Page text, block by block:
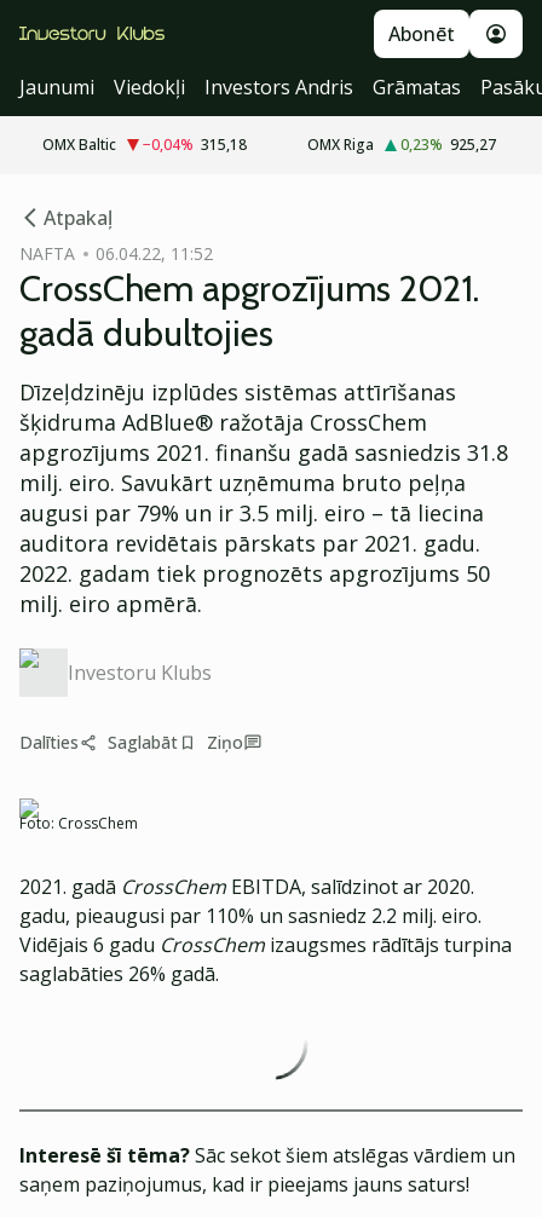
Abonēt
Jaunumi
Viedokļi Investors Andris Grāmatas
OMX Baltic −0,04% 315,18 OMX Riga 0,23% 925,27
Atpakaļ
NAFTA 06.04.22, 11:52
CrossChem apgrozījums 2021.
gadā dubultojies
Dīzeļdzinēju izplūdes sistēmas attīrīšanas
šķidruma AdBlue® ražotāja CrossChem
apgrozījums 2021. finanšu gadā sasniedzis 31.8
milj. eiro. Savukārt uzņēmuma bruto peļņa
augusi par 79% un ir 3.5 milj. eiro – tā liecina
auditora revidētais pārskats par 2021. gadu.
2022. gadam tiek prognozēts apgrozījums 50
milj. eiro apmērā.
Investoru Klubs
Dalīties Saglabāt Ziņo
Foto: CrossChem
2021. gadā CrossChem EBITDA, salīdzinot ar 2020.
gadu, pieaugusi par 110% un sasniedz 2.2 milj. eiro.
Vidējais 6 gadu CrossChem izaugsmes rādītājs turpina
saglabāties 26% gadā.
Interesē šī tēma?Sāc sekot šiem atslēgas vārdiem un
saņem paziņojumus, kad ir pieejams jauns saturs!